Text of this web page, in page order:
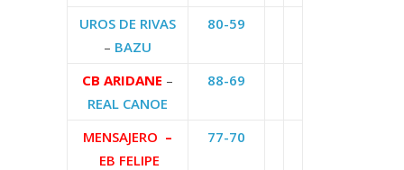
UROS DE RIVAS
– BAZU
80-59
CB ARIDANE –
REAL CANOE
88-69
MENSAJERO –
EB FELIPE
77-70